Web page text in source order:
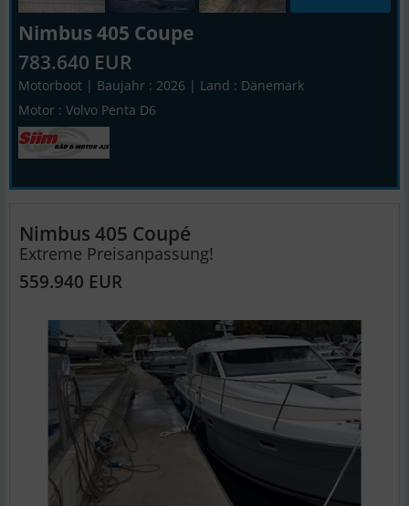
Nimbus 405 Coupe
783.640 EUR
Motorboot | Baujahr : 2026 | Land : Dänemark
Motor : Volvo Penta D6
Nimbus 405 Coupé
Extreme Preisanpassung!
559.940 EUR